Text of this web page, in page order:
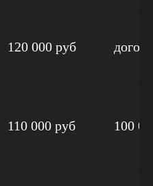
120 000 руб
110 000 руб 100